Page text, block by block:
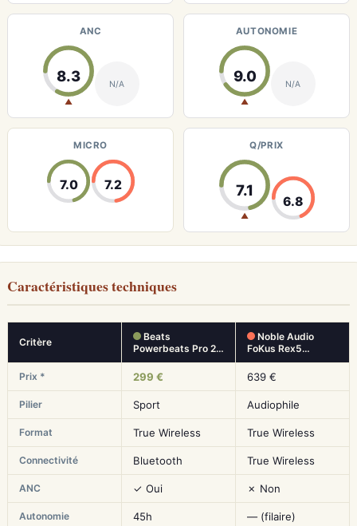
ANC
8.3
▲
N/A
AUTONOMIE
9.0
▲
N/A
MICRO
7.0 7.2
Q/PRIX
7.1
▲
6.8
Caractéristiques techniques
Critère
Beats
Powerbeats Pro 2…
Noble Audio
FoKus Rex5…
Prix * 299 € 639 €
Pilier Sport Audiophile
Format True Wireless True Wireless
Connectivité Bluetooth True Wireless
ANC ✓ Oui ✗ Non
Autonomie 45h — (filaire)